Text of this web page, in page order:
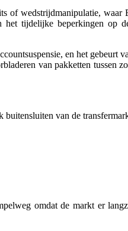
wedstrijdmanipulatie,
tijdelijke beperkingen op
en het gebeurt
van pakketten
van de
omdat de markt er